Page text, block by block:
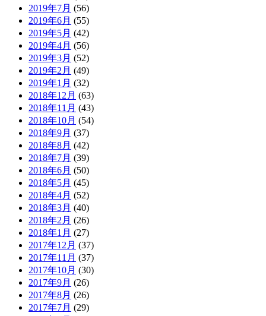
2019年7月 (56)
2019年6月 (55)
2019年5月 (42)
2019年4月 (56)
2019年3月 (52)
2019年2月 (49)
2019年1月 (32)
2018年12月 (63)
2018年11月 (43)
2018年10月 (54)
2018年9月 (37)
2018年8月 (42)
2018年7月 (39)
2018年6月 (50)
2018年5月 (45)
2018年4月 (52)
2018年3月 (40)
2018年2月 (26)
2018年1月 (27)
2017年12月 (37)
2017年11月 (37)
2017年10月 (30)
2017年9月 (26)
2017年8月 (26)
2017年7月 (29)